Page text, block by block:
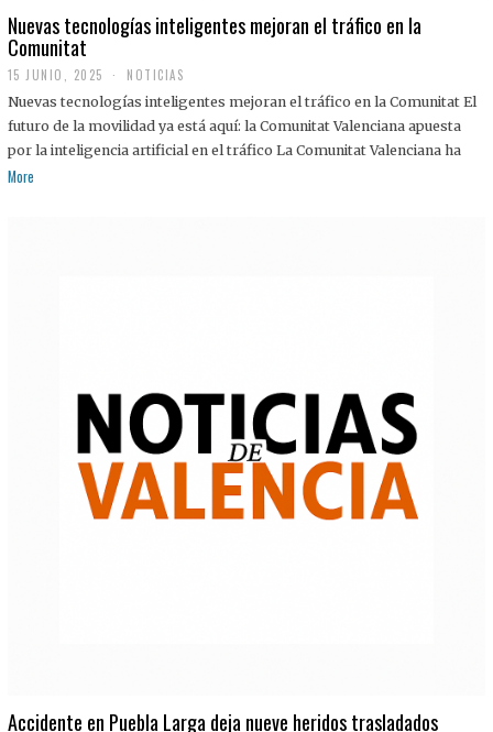
Nuevas tecnologías inteligentes mejoran el tráfico en la
Comunitat
15 JUNIO, 2025 NOTICIAS
Nuevas tecnologías inteligentes mejoran el tráfico en la Comunitat El
futuro de la movilidad ya está aquí: la Comunitat Valenciana apuesta
por la inteligencia artificial en el tráfico La Comunitat Valenciana ha
More
Accidente en Puebla Larga deja nueve heridos trasladados